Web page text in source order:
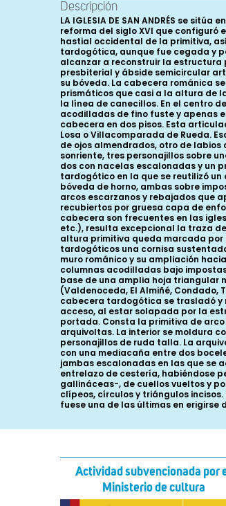
Descripción
LA IGLESIA DE SAN ANDRÉS se
reforma del siglo XVI que
hastial occidental de la primitiva,
tardogótica, aunque fue cegada y
alcanzar a reconstruir la estructura
presbiterial y ábside semicircular
su bóveda. La cabecera románica
prismáticos que casi a la altura de
la línea de canecillos. En el centro
acodilladas de fino fuste y apenas
cabecera en dos pisos. Esta
Losa o Villacomparada de Rueda.
de ojos almendrados, otro de
sonriente, tres personajillos sobre
dos con nacelas escalonadas y un
tardogótico en la que se reutilizó
bóveda de horno, ambas sobre
arcos escarzanos y rebajados que
recubiertos por gruesa capa de
cabecera son frecuentes en las
etc.), resulta excepcional la traza
altura primitiva queda marcada por
tardogóticos una cornisa
muro románico y su ampliación
columnas acodilladas bajo
base de una amplia hoja triangular
(Valdenoceda, El Almiñé,
cabecera tardogótica se trasladó y
acceso, al estar solapada por la
portada. Consta la primitiva de
arquivoltas. La interior se moldura
personajillos de ruda talla. La
con una mediacaña entre dos
jambas escalonadas en las que se
entrelazo de cestería, habiéndose
gallináceas-, de cuellos vueltos y
clípeos, círculos y triángulos
fuese una de las últimas en erigirse
Actividad subvencionada por
Ministerio de cultura